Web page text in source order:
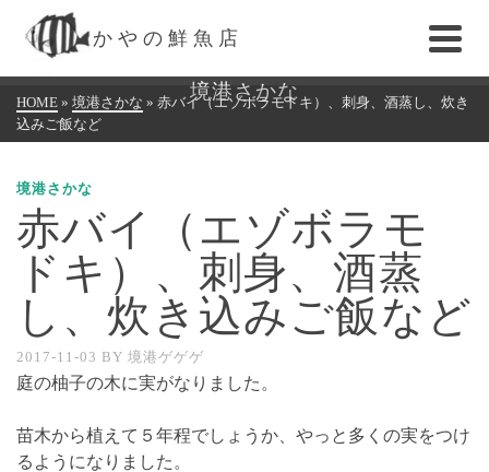
かやの鮮魚店
境港さかな
HOME » 境港さかな » 赤バイ（エゾボラモドキ）、刺身、酒蒸し、炊き
込みご飯など
境港さかな
赤バイ（エゾボラモ
ドキ）、刺身、酒蒸
し、炊き込みご飯など
2017-11-03 BY 境港ゲゲゲ
庭の柚子の木に実がなりました。
苗木から植えて５年程でしょうか、やっと多くの実をつけ
るようになりました。